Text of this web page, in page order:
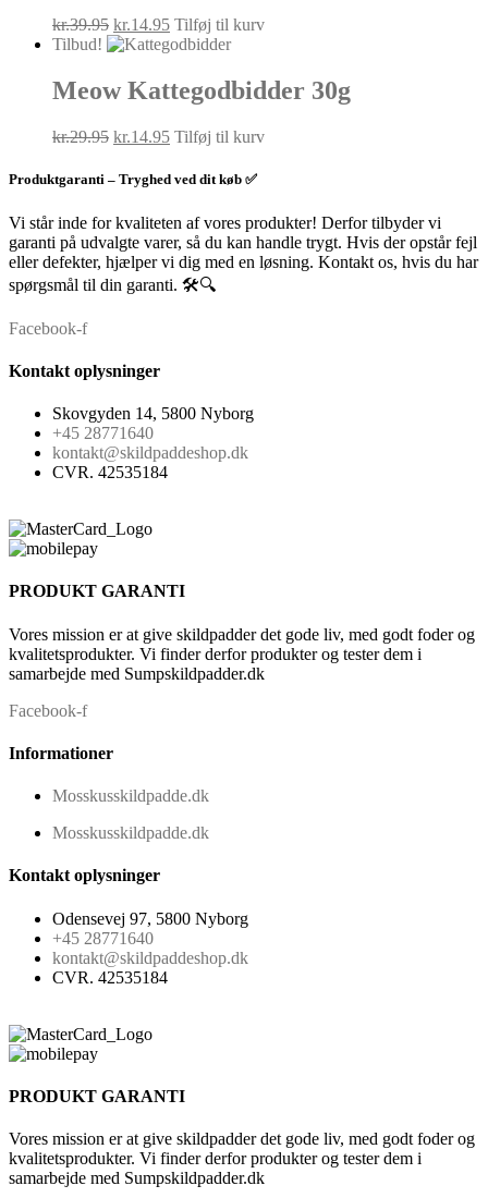
kr.39.95 Den
oprindelige
var:
kr.39.95.
kr.14.95Den
aktuelle
er:
kr.14.95.
Tilføj til kurv
Tilbud!
Meow Kattegodbidder 30g
kr.29.95 Den
pris
kr.29.95.
kr.14.95Den
pris
kr.14.95.
Tilføj til kurv
Produktgaranti – Tryghed ved dit køb ✅
Vi står inde for kvaliteten af vores produkter! Derfor tilbyder vi
garanti på udvalgte varer, så du kan handle trygt. Hvis der opstår fejl
eller defekter, hjælper vi dig med en løsning. Kontakt os, hvis du har
spørgsmål til din garanti. 🛠️🔍
Facebook-f
Kontakt oplysninger
Skovgyden 14, 5800 Nyborg
+45 28771640
kontakt@skildpaddeshop.dk
CVR. 42535184
PRODUKT GARANTI
Vores mission er at give skildpadder det gode liv, med godt foder og
kvalitetsprodukter. Vi finder derfor produkter og tester dem i
samarbejde med Sumpskildpadder.dk
Facebook-f
Informationer
Mosskusskildpadde.dk
Mosskusskildpadde.dk
Kontakt oplysninger
Odensevej 97, 5800 Nyborg
+45 28771640
kontakt@skildpaddeshop.dk
CVR. 42535184
PRODUKT GARANTI
Vores mission er at give skildpadder det gode liv, med godt foder og
kvalitetsprodukter. Vi finder derfor produkter og tester dem i
samarbejde med Sumpskildpadder.dk